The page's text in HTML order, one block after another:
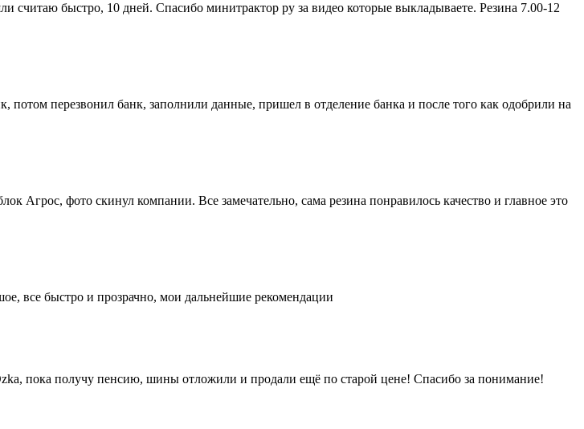
быстро, 10 дней. Спасибо минитрактор ру за видео которые выкладываете. Резина 7.00-12
перезвонил банк, заполнили данные, пришел в отделение банка и после того как одобрили на
Агрос, фото скинул компании. Все замечательно, сама резина понравилось качество и главное это
все быстро и прозрачно, мои дальнейшие рекомендации
пока получу пенсию, шины отложили и продали ещё по старой цене! Спасибо за понимание!